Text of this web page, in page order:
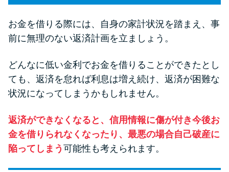
お金を借りる際には、自身の家計状況を踏まえ、事
前に無理のない返済計画を立ましょう。
どんなに低い金利でお金を借りることができたとし
ても、返済を怠れば利息は増え続け、返済が困難な
状況になってしまうかもしれません。
返済ができなくなると、信用情報に傷が付き今後お
金を借りられなくなったり、最悪の場合自己破産に
陥ってしまう 可能性も考えられます。